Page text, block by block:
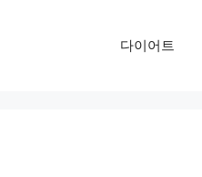
다이어트